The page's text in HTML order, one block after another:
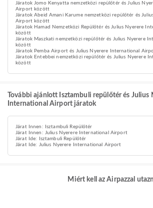
Járatok Jomo Kenyatta nemzetközi repülőtér és Julius
Airport között
Járatok Abeid Amani Karume nemzetközi repülőtér és
Airport között
Járatok Hamad Nemzetközi Repülőtér és Julius Nyerere
között
Járatok Maszkati nemzetközi repülőtér és Julius Nyerere
között
Járatok Pemba Airport és Julius Nyerere International
Járatok Entebbei nemzetközi repülőtér és Julius Nyerere
között
További ajánlott Isztambuli repülőtér és Julius
International Airport járatok
Járat Innen: Isztambuli Repülőtér
Járat Innen: Julius Nyerere International Airport
Járat Ide: Isztambuli Repülőtér
Járat Ide: Julius Nyerere International Airport
Miért kell az Airpazzal